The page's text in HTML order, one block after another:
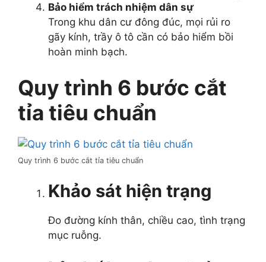
Bảo hiểm trách nhiệm dân sự
Trong khu dân cư đông đúc, mọi rủi ro
gãy kính, trầy ô tô cần có bảo hiểm bồi
hoàn minh bạch.
Quy trình 6 bước cắt
tỉa tiêu chuẩn
Quy trình 6 bước cắt tỉa tiêu chuẩn
Khảo sát hiện trạng
Đo đường kính thân, chiều cao, tình trạng
mục ruỗng.